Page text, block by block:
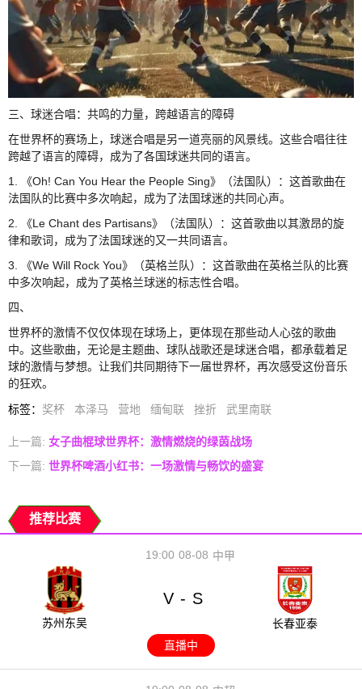
三、球迷合唱：共鸣的力量，跨越语言的障碍
在世界杯的赛场上，球迷合唱是另一道亮丽的风景线。这些合唱往往
跨越了语言的障碍，成为了各国球迷共同的语言。
1. 《Oh! Can You Hear the People Sing》（法国队）：这首歌曲在
法国队的比赛中多次响起，成为了法国球迷的共同心声。
2. 《Le Chant des Partisans》（法国队）：这首歌曲以其激昂的旋
律和歌词，成为了法国球迷的又一共同语言。
3. 《We Will Rock You》（英格兰队）：这首歌曲在英格兰队的比赛
中多次响起，成为了英格兰球迷的标志性合唱。
四、
世界杯的激情不仅仅体现在球场上，更体现在那些动人心弦的歌曲
中。这些歌曲，无论是主题曲、球队战歌还是球迷合唱，都承载着足
球的激情与梦想。让我们共同期待下一届世界杯，再次感受这份音乐
的狂欢。
标签： 奖杯 本泽马 营地 缅甸联 挫折 武里南联
上一篇: 女子曲棍球世界杯：激情燃烧的绿茵战场
下一篇: 世界杯啤酒小红书：一场激情与畅饮的盛宴
推荐比赛
08-08
19:00 中甲
苏州东吴
V - S
长春亚泰
直播中